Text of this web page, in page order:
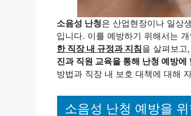
소음성 난청은 산업현장이나 일상
입니다. 이를 예방하기 위해서는
한 직장 내 규정과 지침을 살펴보고,
진과 직원 교육을 통해 난청 예방에
방법과 직장 내 보호 대책에 대해
소음성 난청 예방을